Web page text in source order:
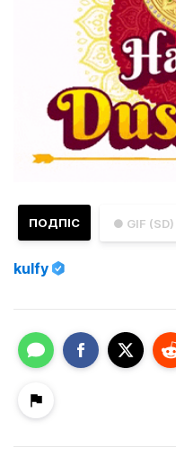
● GIF (SD)
ПОДПІС
kulfy